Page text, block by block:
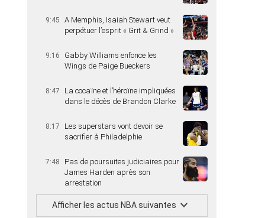
9:45
A Memphis, Isaiah Stewart veut
perpétuer l’esprit « Grit & Grind »
9:16
Gabby Williams enfonce les
Wings de Paige Bueckers
8:47
La cocaïne et l’héroïne impliquées
dans le décès de Brandon Clarke
8:17
Les superstars vont devoir se
sacrifier à Philadelphie
7:48
Pas de poursuites judiciaires pour
James Harden après son
arrestation
Afficher les actus NBA suivantes